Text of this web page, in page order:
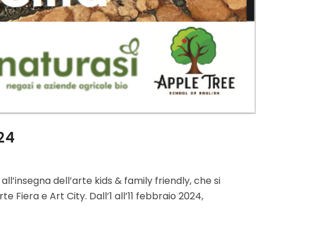
dell’arte kids & family friendly, che si
e Art City. Dall’1 all’11 febbraio 2024,